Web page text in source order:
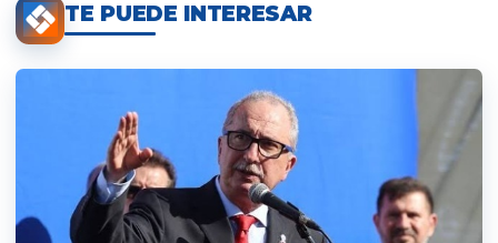
TE PUEDE INTERESAR